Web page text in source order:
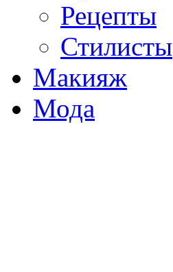
Рецепты
Стилисты
Макияж
Мода